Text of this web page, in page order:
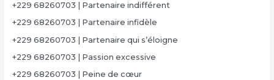
+229 68260703 | Partenaire indifférent
+229 68260703 | Partenaire infidèle
+229 68260703 | Partenaire qui s’éloigne
+229 68260703 | Passion excessive
+229 68260703 | Peine de cœur